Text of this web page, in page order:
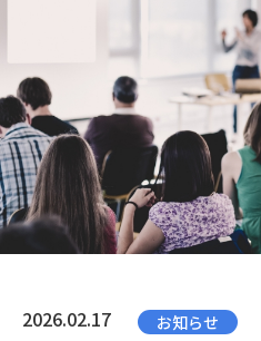
2026.02.17 お知らせ